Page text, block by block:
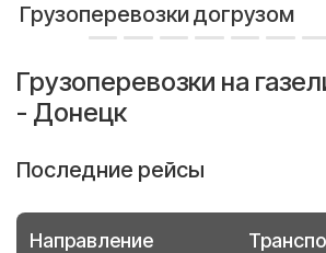
Грузоперевозки догрузом
Грузоперевозки на
- Донецк
Последние рейсы
Направление